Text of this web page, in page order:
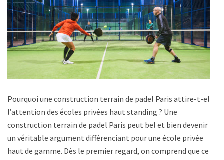
Pourquoi une construction terrain de padel Paris attire-t-elle
l’attention des écoles privées haut standing ? Une
construction terrain de padel Paris peut bel et bien devenir
un véritable argument différenciant pour une école privée
haut de gamme. Dès le premier regard, on comprend que ce